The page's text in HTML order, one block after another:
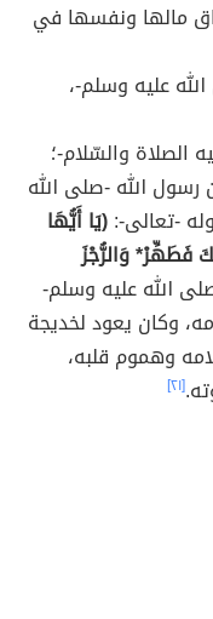
مالها ونفسها في
عليه وسلم-،
الصلاة والسّلام-؛
رسول الله -صلى الله
-تعالى-:(يَا أَيُّهَا
فَطَهِّرْ* وَالرُّجْزَ
الله عليه وسلم-
وكان يعود لخديجة
وهموم قلبه،
[٢١]